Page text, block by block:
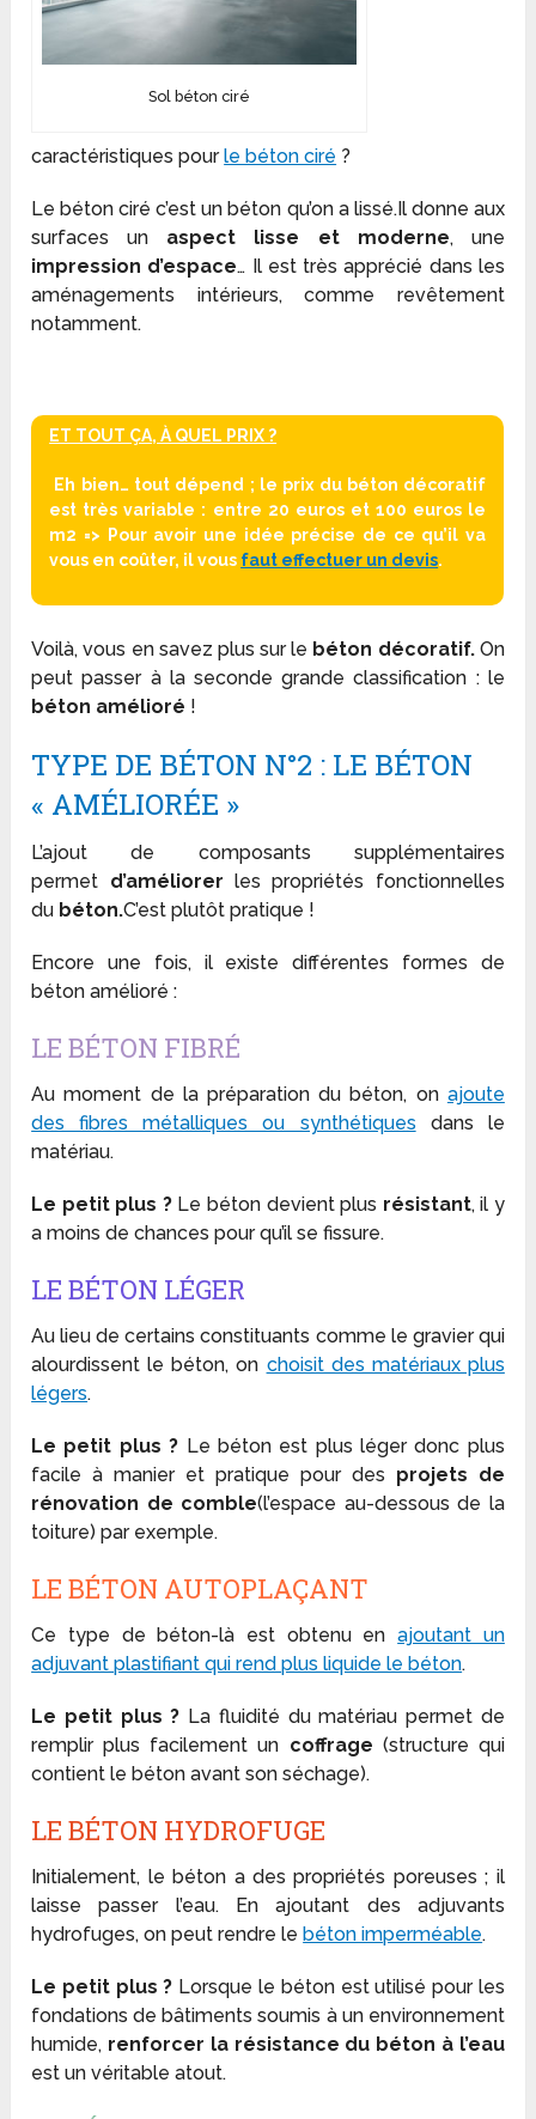
Sol béton ciré
caractéristiques pourle béton ciré ?
Le béton ciré c’est un béton qu’on a lissé.Il donne aux
surfaces un aspect lisse et moderne, une
impression d’espace… Il est très apprécié dans les
aménagements intérieurs, comme revêtement
notamment.
ET TOUT ÇA, À QUEL PRIX ?
Eh bien… tout dépend ; le prix du béton décoratif
est très variable : entre 20 euros et 100 euros le
m2 => Pour avoir une idée précise de ce qu’il va
vous en coûter, il vous faut effectuer un devis.
Voilà, vous en savez plus sur le béton décoratif.On
peut passer à la seconde grande classification : le
béton amélioré !
TYPE DE BÉTON N°2 : LE BÉTON
« AMÉLIORÉE »
L’ajout de composants supplémentaires
permet d’améliorer les propriétés fonctionnelles
du béton.C’est plutôt pratique !
Encore une fois, il existe différentes formes de
béton amélioré :
LE BÉTON FIBRÉ
Au moment de la préparation du béton, on ajoute
des fibres métalliques ou synthétiques dans le
matériau.
Le petit plus ? Le béton devient plus résistant, il y
a moins de chances pour qu’il se fissure.
LE BÉTON LÉGER
Au lieu de certains constituants comme le gravier qui
alourdissent le béton, on choisit des matériaux plus
légers.
Le petit plus ? Le béton est plus léger donc plus
facile à manier et pratique pour des projets de
rénovation de comble(l’espace au-dessous de la
toiture) par exemple.
LE BÉTON AUTOPLAÇANT
Ce type de béton-là est obtenu enajoutant un
adjuvant plastifiant qui rend plus liquide le béton.
Le petit plus ? La fluidité du matériau permet de
remplir plus facilement un coffrage (structure qui
contient le béton avant son séchage).
LE BÉTON HYDROFUGE
Initialement, le béton a des propriétés poreuses ; il
laisse passer l’eau. En ajoutant des adjuvants
hydrofuges, on peut rendre le béton imperméable.
Le petit plus ? Lorsque le béton est utilisé pour les
fondations de bâtiments soumis à un environnement
humide, renforcer la résistance du béton à l’eau
est un véritable atout.